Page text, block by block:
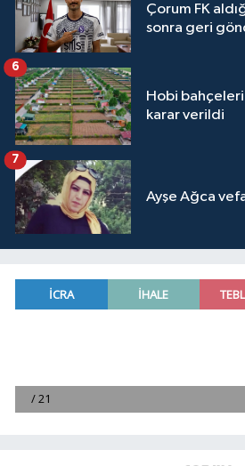
Çorum FK
sonra geri
Hobi
karar verildi
6
Ayşe Ağca
7